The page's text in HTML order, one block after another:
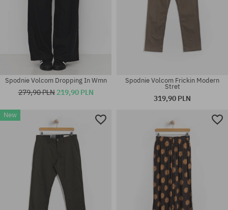
Dostępne rozmiary:
30; 31; 32; 33; 34; 36
Dostępne rozmiary:
Spodnie Volcom Dropping In Wmn
279,90 PLN 219,90 PLN
Spodnie Volcom Frickin Modern
Stret
319,90 PLN
New